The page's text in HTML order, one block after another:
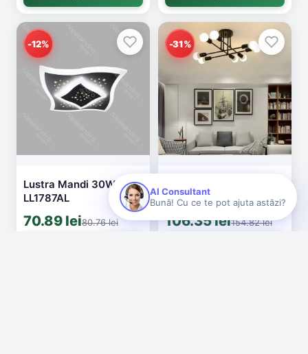
-12%
Lustra Mandi 30W
LL1787AL
70.89 lei80.76 lei
-31%
negru AT1CT-MV1A-
HT2L-36001/8BK
106.35 lei154.82 lei
AI Consultant
Bună! Cu ce te pot ajuta astăzi?